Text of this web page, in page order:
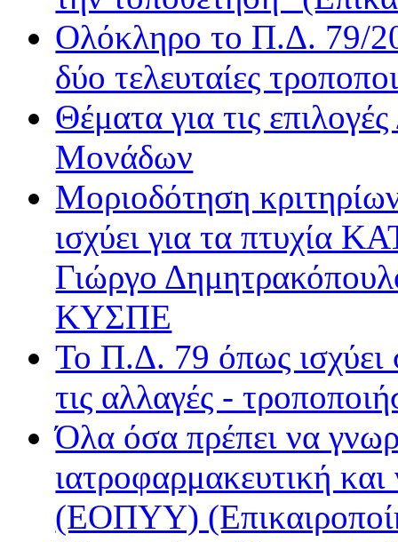
Rock FM
Sentra FM
Όασις
Δίφωνο
Δρόμος FM
Ε.ΡΑ. Δεύτερο
Ε.ΡΑ. Σπορ
Ε.ΡΑ. Τρίτο
Εν Λευκώ
Μινόρε FM
ΝΕΤ
Ράδιο Άστυ
Ρυθμός
Ολόκληρο το Π.Δ. 79/
δύο τελευταίες
Θέματα για τις
Μονάδων
Μοριοδότηση
ισχύει για τα πτυχία
Γιώργο
ΚΥΣΠΕ
Το Π.Δ. 79 όπως ισχύει
τις αλλαγές -
Όλα όσα πρέπει να
ιατροφαρμακευτική
(ΕΟΠΥΥ)